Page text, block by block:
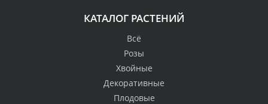
КАТАЛОГ РАСТЕНИЙ
Всё
Розы
Хвойные
Декоративные
Плодовые